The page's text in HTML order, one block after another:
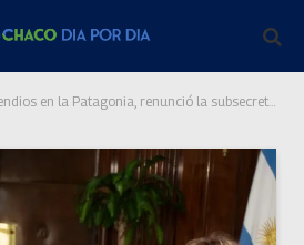
Patagonia, renunció la subsecretaria de Ambiente de la Nación